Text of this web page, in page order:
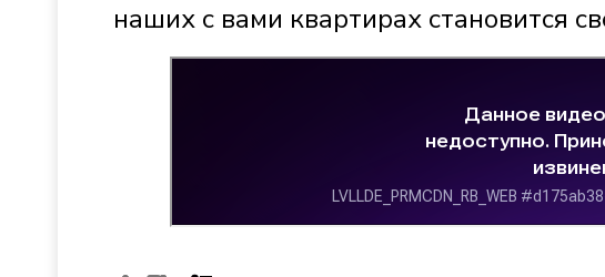
наших с вами квартирах становится